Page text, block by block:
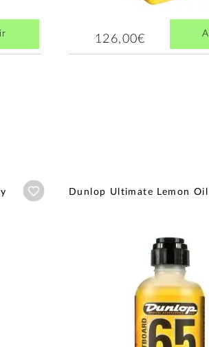
126,00€
Añadir a wishlist
Dunlop Ultimate Lemon Oil